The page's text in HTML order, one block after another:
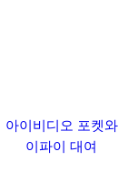
아이비디오 포켓와
이파이 대여